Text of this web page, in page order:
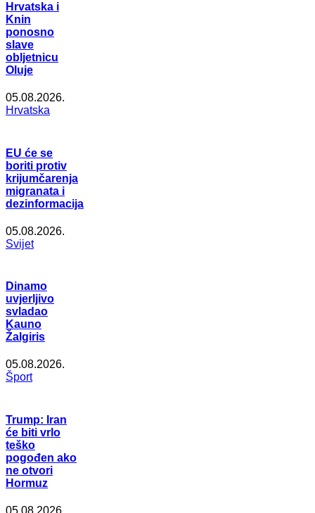
Hrvatska i
Knin
ponosno
slave
obljetnicu
Oluje
05.08.2026.
Hrvatska
EU će se
boriti protiv
krijumčarenja
migranata i
dezinformacija
05.08.2026.
Svijet
Dinamo
uvjerljivo
svladao
Kauno
Žalgiris
05.08.2026.
Šport
Trump: Iran
će biti vrlo
teško
pogođen ako
ne otvori
Hormuz
05.08.2026.